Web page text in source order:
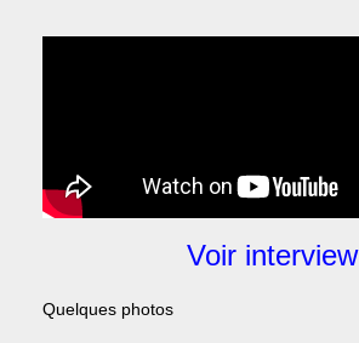
Voir interview
Quelques photos